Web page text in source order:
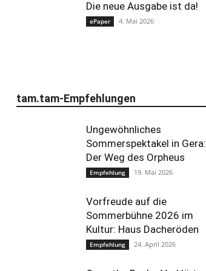
Die neue Ausgabe ist da!
ePaper 4. Mai 2026
tam.tam-Empfehlungen
Ungewöhnliches
Sommerspektakel in Gera:
Der Weg des Orpheus
Empfehlung 19. Mai 2026
Vorfreude auf die
Sommerbühne 2026 im
Kultur: Haus Dacheröden
Empfehlung 24. April 2026